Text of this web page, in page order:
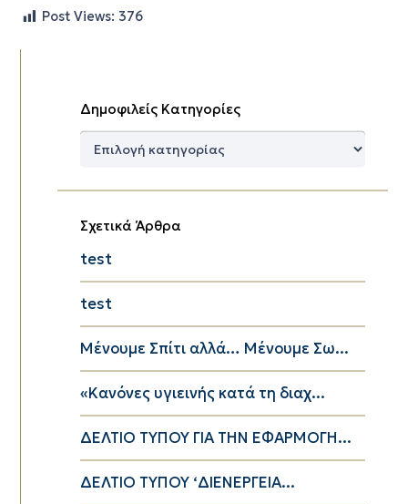
Post Views: 376
Δημοφιλείς Κατηγορίες
Δημοφιλείς
Σχετικά Άρθρα
test
test
Μένουμε Σπίτι αλλά… Μένουμε Σω...
«Κανόνες υγιεινής κατά τη διαχ...
ΔΕΛΤΙΟ ΤΥΠΟΥ ΓΙΑ ΤΗΝ ΕΦΑΡΜΟΓΗ...
ΔΕΛΤΙΟ ΤΥΠΟΥ ‘ΔΙΕΝΕΡΓΕΙΑ...